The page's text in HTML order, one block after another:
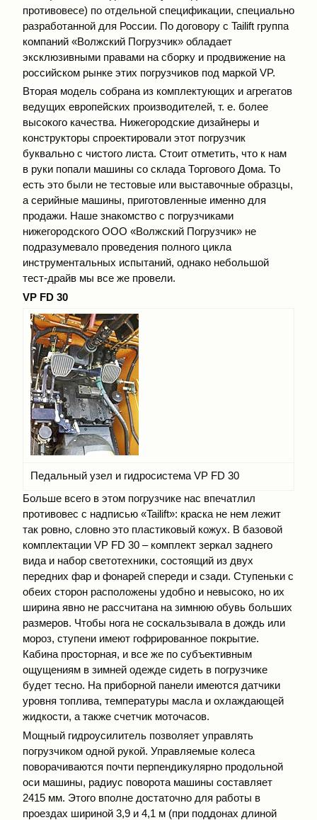
противовесе) по отдельной спецификации, специально
разработанной для России. По договору с Tailift группа
компаний «Волжский Погрузчик» обладает
эксклюзивными правами на сборку и продвижение на
российском рынке этих погрузчиков под маркой VP.
Вторая модель собрана из комплектующих и агрегатов
ведущих европейских производителей, т. е. более
высокого качества. Нижегородские дизайнеры и
конструкторы спроектировали этот погрузчик
буквально с чистого листа. Стоит отметить, что к нам
в руки попали машины со склада Торгового Дома. То
есть это были не тестовые или выставочные образцы,
а серийные машины, приготовленные именно для
продажи. Наше знакомство с погрузчиками
нижегородского ООО «Волжский Погрузчик» не
подразумевало проведения полного цикла
инструментальных испытаний, однако небольшой
тест-драйв мы все же провели.
VP FD 30
Педальный узел и гидросистема VP FD 30
Больше всего в этом погрузчике нас впечатлил
противовес с надписью «Tailift»: краска не нем лежит
так ровно, словно это пластиковый кожух. В базовой
комплектации VP FD 30 – комплект зеркал заднего
вида и набор светотехники, состоящий из двух
передних фар и фонарей спереди и сзади. Ступеньки с
обеих сторон расположены удобно и невысоко, но их
ширина явно не рассчитана на зимнюю обувь больших
размеров. Чтобы нога не соскальзывала в дождь или
мороз, ступени имеют гофрированное покрытие.
Кабина просторная, и все же по субъективным
ощущениям в зимней одежде сидеть в погрузчике
будет тесно. На приборной панели имеются датчики
уровня топлива, температуры масла и охлаждающей
жидкости, а также счетчик моточасов.
Мощный гидроусилитель позволяет управлять
погрузчиком одной рукой. Управляемые колеса
поворачиваются почти перпендикулярно продольной
оси машины, радиус поворота машины составляет
2415 мм. Этого вполне достаточно для работы в
проездах шириной 3,9 и 4,1 м (при поддонах длиной